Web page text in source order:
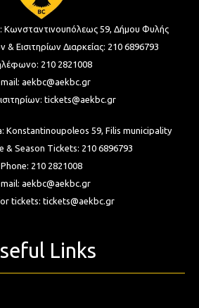
Κωνσταντινουπόλεως 59, Δήμου Φυλής
& Εισιτηρίων Διαρκείας: 210 6896793
210 2821008
aekbc@aekbc.gr
tickets@aekbc.gr
Konstantinoupoleos 59, Filis municipality
& Season Tickets: 210 6896793
Phone: 210 2821008
aekbc@aekbc.gr
tickets: tickets@aekbc.gr
Links